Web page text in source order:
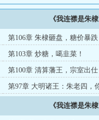
《我连襟是朱
第106章 朱棣砸盘，糖价暴跌
第103章 炒糖，噶韭菜！
第100章 清算藩王，宗室出
天！
第97章 大明诸王：朱老四，
《我连襟是朱